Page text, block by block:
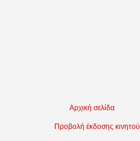
Αρχική σελίδα
Προβολή έκδοσης κινητού